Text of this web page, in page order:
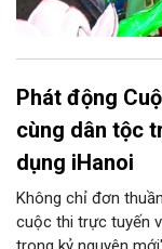
Phát động
cùng dân tộc
dụng iHanoi
Không chỉ đơn
cuộc thi trực tuyến